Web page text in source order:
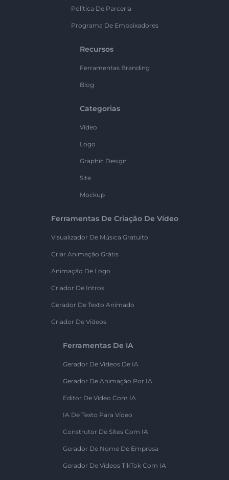
Política De Parceria
Programa De Embaixadores
Recursos
Ferramentas Branding
Blog
Categorias
Vídeo
Logo
Graphic Design
Site
Mockup
Ferramentas De Criação De Vídeo
Visualizador De Música Gratuito
Criar Animação Grátis
Animação De Logo
Criador De Intros
Gerador De Texto Animado
Criador De Vídeos
Ferramentas De IA
Gerador De Vídeos De IA
Gerador De Animação Por IA
Editor De Vídeo Com IA
IA De Texto Para Vídeo
Construtor De Sites Com IA
Gerador De Nome De Empresa
Gerador De Vídeos TikTok Com IA